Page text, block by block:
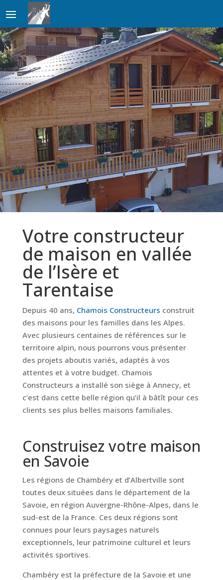
Votre constructeur
de maison en vallée
de l’Isère et
Tarentaise
Depuis 40 ans, Chamois Constructeurs construit
des maisons pour les familles dans les Alpes.
Avec plusieurs centaines de références sur le
territoire alpin, nous pourrons vous présenter
des projets aboutis variés, adaptés à vos
attentes et à votre budget. Chamois
Constructeurs a installé son siège à Annecy, et
c’est dans cette belle région qu’il à bâtît pour ces
clients ses plus belles maisons familiales.
Construisez votre maison
en Savoie
Les régions de Chambéry et d’Albertville sont
toutes deux situées dans le département de la
Savoie, en région Auvergne-Rhône-Alpes, dans le
sud-est de la France. Ces deux régions sont
connues pour leurs paysages naturels
exceptionnels, leur patrimoine culturel et leurs
activités sportives.
Chambéry est la préfecture de la Savoie et une